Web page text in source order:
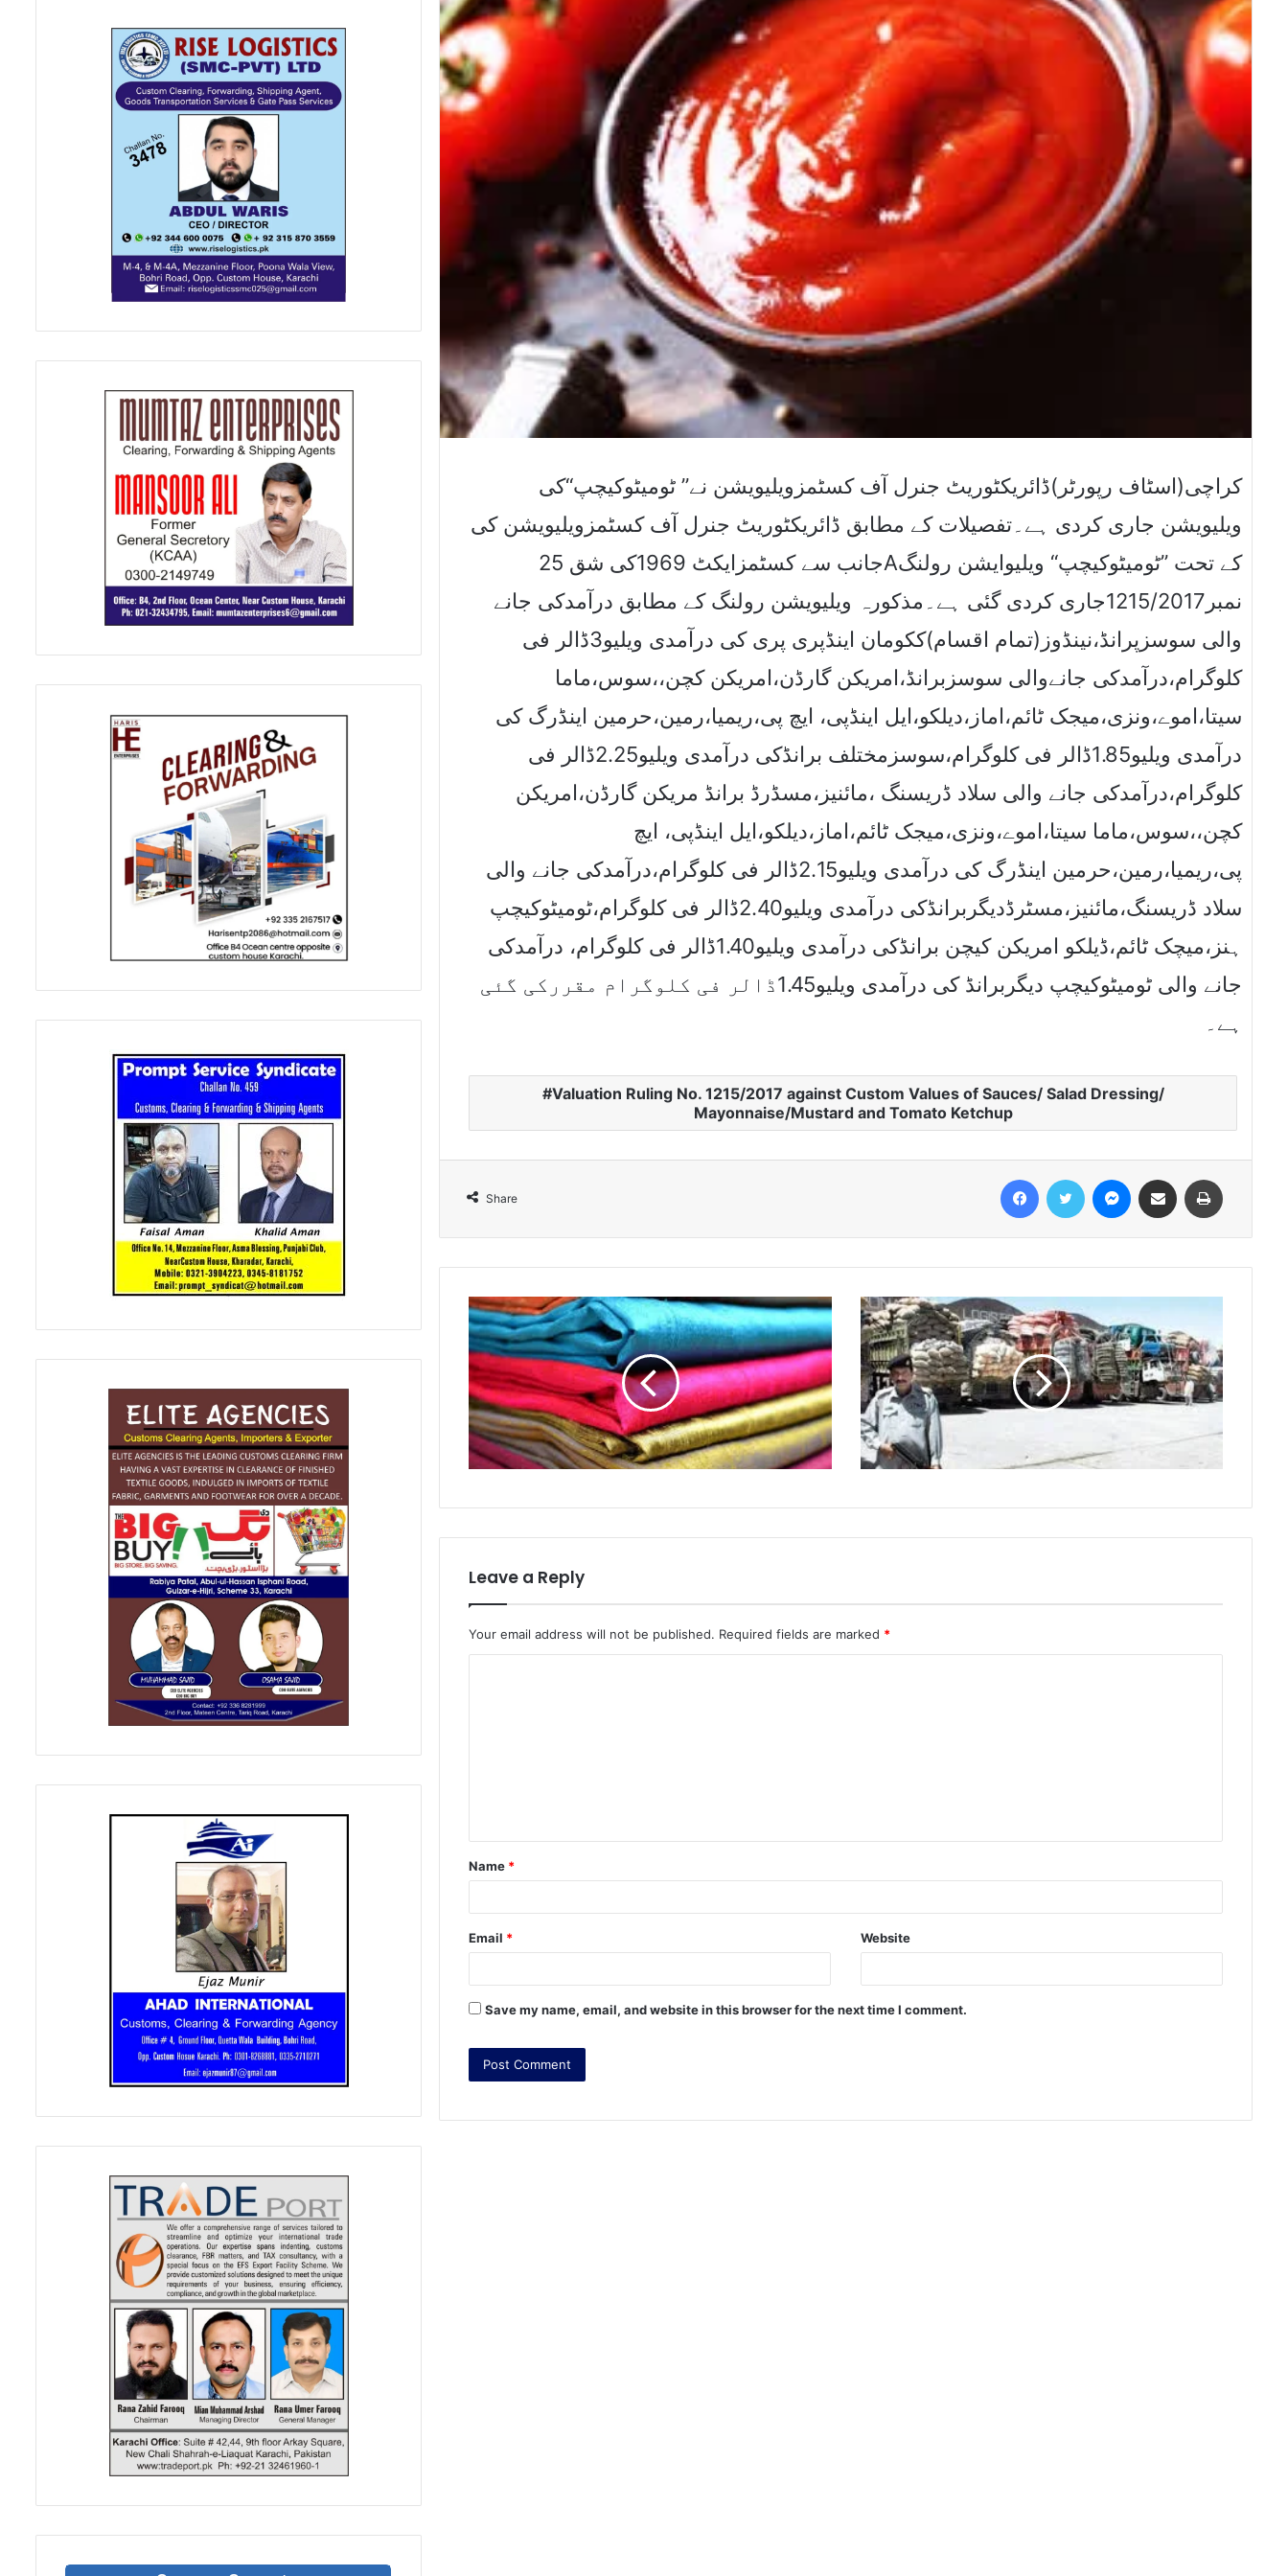
کراچی(اسٹاف رپورٹر)ڈائریکٹوریٹ جنرل آف کسٹمزویلیویشن نے” ٹومیٹوکیچپ“کی
ویلیویشن جاری کردی ہے۔تفصیلات کے مطابق ڈائریکٹوریٹ جنرل آف کسٹمزویلیویشن کی
جانب سے کسٹمزایکٹ 1969کی شق 25Aکے تحت ”ٹومیٹوکیچپ“ ویلیوایشن رولنگ
نمبر1215/2017جاری کردی گئی ہے۔مذکورہ ویلیویشن رولنگ کے مطابق درآمدکی جانے
والی سوسزپرانڈ،نینڈوز(تمام اقسام)ککومان اینڈپری پری کی درآمدی ویلیو3ڈالر فی
کلوگرام،درآمدکی جانےوالی سوسزبرانڈ،امریکن گارڈن،امریکن کچن،،سوس،ماما
سیتا،اموے،ونزی،میجک ٹائم،اماز،دیلکو،ایل اینڈپی، ایچ پی،ریمیا،رمین،حرمین اینڈرگ کی
درآمدی ویلیو1.85ڈالر فی کلوگرام،سوسزمختلف برانڈکی درآمدی ویلیو2.25ڈالر فی
کلوگرام،درآمدکی جانے والی سلاد ڈریسنگ ،مائنیز،مسڈرڈ برانڈ مریکن گارڈن،امریکن
کچن،،سوس،ماما سیتا،اموے،ونزی،میجک ٹائم،اماز،دیلکو،ایل اینڈپی، ایچ
پی،ریمیا،رمین،حرمین اینڈرگ کی درآمدی ویلیو2.15ڈالر فی کلوگرام،درآمدکی جانے والی
سلاد ڈریسنگ،مائنیز،مسٹرڈدیگربرانڈکی درآمدی ویلیو2.40ڈالر فی کلوگرام،ٹومیٹوکیچپ
ہنز،میچک ٹائم،ڈیلکو امریکن کیچن برانڈکی درآمدی ویلیو1.40ڈالر فی کلوگرام، درآمدکی
جانے والی ٹومیٹوکیچپ دیگربرانڈ کی درآمدی ویلیو1.45ڈالر فی کلوگرام مقررکی گئی
ہے۔
Valuation Ruling No. 1215/2017 against Custom Values of Sauces/ Salad Dressing/
Mayonnaise/Mustard and Tomato Ketchup
Share
Leave a Reply
Your email address will not be published. Required fields are marked *
t
*
Name *
Email * Website
Save my name, email, and website in this browser for the next time I comment.